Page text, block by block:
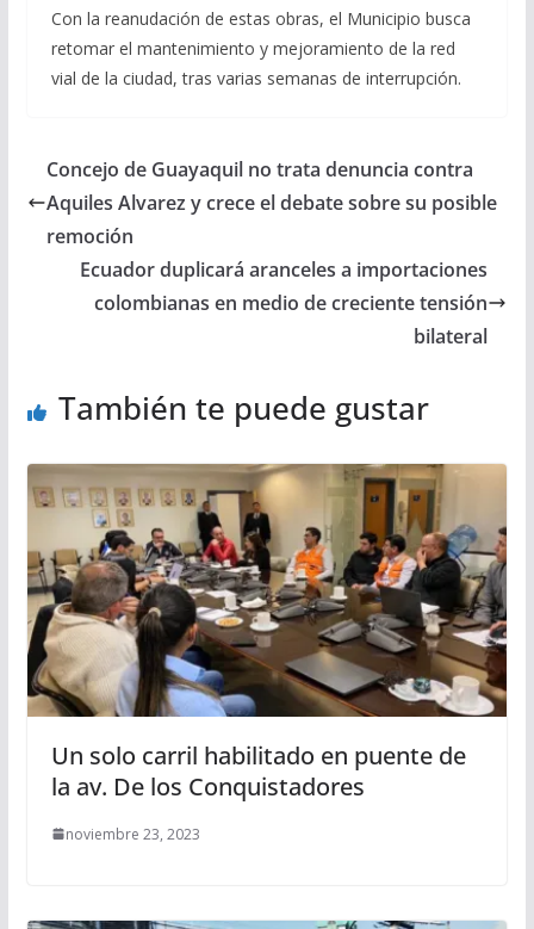
Con la reanudación de estas obras, el Municipio busca
retomar el mantenimiento y mejoramiento de la red
vial de la ciudad, tras varias semanas de interrupción.
Concejo de Guayaquil no trata denuncia contra
Aquiles Alvarez y crece el debate sobre su posible
remoción
Ecuador duplicará aranceles a importaciones
colombianas en medio de creciente tensión
bilateral
También te puede gustar
Un solo carril habilitado en puente de
la av. De los Conquistadores
noviembre 23, 2023